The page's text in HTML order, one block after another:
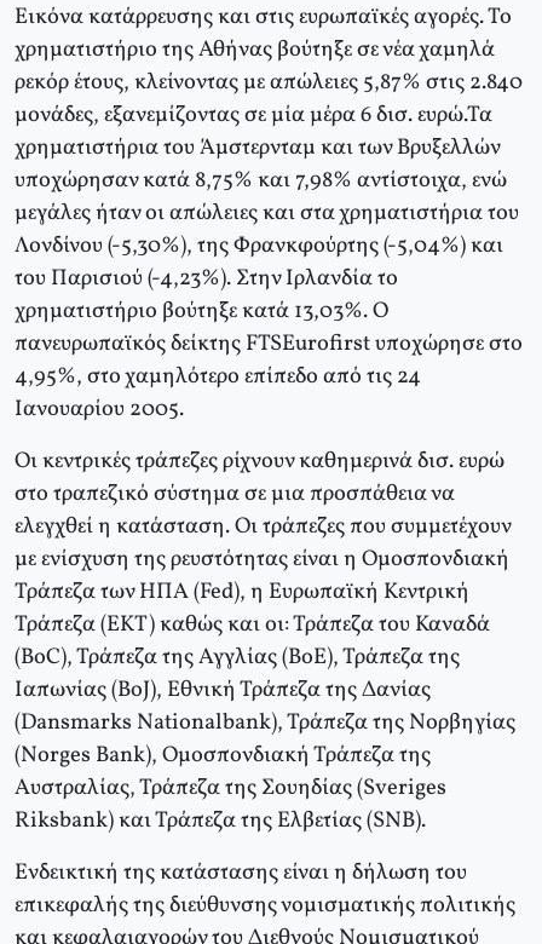
Εικόνα κατάρρευσης και στις ευρωπαϊκές αγορές. Το
χρηματιστήριο της Αθήνας βούτηξε σε νέα χαμηλά
ρεκόρ έτους, κλείνοντας με απώλειες 5,87% στις 2.840
μονάδες, εξανεμίζοντας σε μία μέρα 6 δισ. ευρώ.Τα
χρηματιστήρια του Άμστερνταμ και των Βρυξελλών
υποχώρησαν κατά 8,75% και 7,98% αντίστοιχα, ενώ
μεγάλες ήταν οι απώλειες και στα χρηματιστήρια του
Λονδίνου (-5,30%), της Φρανκφούρτης (-5,04%) και
του Παρισιού (-4,23%). Στην Ιρλανδία το
χρηματιστήριο βούτηξε κατά 13,03%. Ο
πανευρωπαϊκός δείκτης FTSEurofirst υποχώρησε στο
4,95%, στο χαμηλότερο επίπεδο από τις 24
Ιανουαρίου 2005.
Οι κεντρικές τράπεζες ρίχνουν καθημερινά δισ. ευρώ
στο τραπεζικό σύστημα σε μια προσπάθεια να
ελεγχθεί η κατάσταση. Οι τράπεζες που συμμετέχουν
με ενίσχυση της ρευστότητας είναι η Ομοσπονδιακή
Τράπεζα των ΗΠΑ (Fed), η Ευρωπαϊκή Κεντρική
Τράπεζα (ΕΚΤ) καθώς και οι: Τράπεζα του Καναδά
(ΒoC), Τράπεζα της Αγγλίας (ΒoΕ), Τράπεζα της
Ιαπωνίας (ΒoJ), Εθνική Τράπεζα της Δανίας
(Dansmarks Νationalbank), Τράπεζα της Νορβηγίας
(Νorges Βank), Ομοσπονδιακή Τράπεζα της
Αυστραλίας, Τράπεζα της Σουηδίας (Sveriges
Riksbank) και Τράπεζα της Ελβετίας (SΝΒ).
Ενδεικτική της κατάστασης είναι η δήλωση του
επικεφαλής της διεύθυνσης νομισματικής πολιτικής